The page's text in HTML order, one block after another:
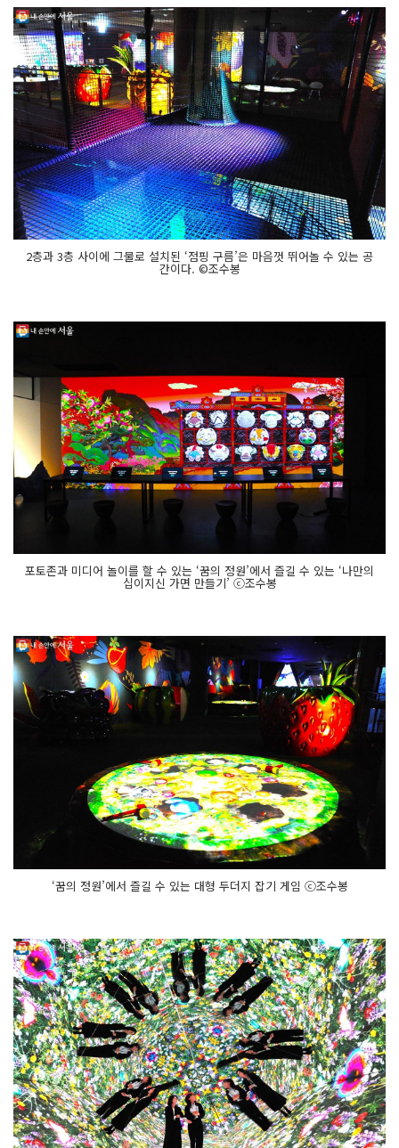
2층과 3층 사이에 그물로 설치된 ‘점핑 구름’은 마음껏 뛰어놀 수 있는 공
간이다. ©조수봉
포토존과 미디어 놀이를 할 수 있는 ‘꿈의 정원’에서 즐길 수 있는 ‘나만의
십이지신 가면 만들기’ ⓒ조수봉
‘꿈의 정원’에서 즐길 수 있는 대형 두더지 잡기 게임 ⓒ조수봉